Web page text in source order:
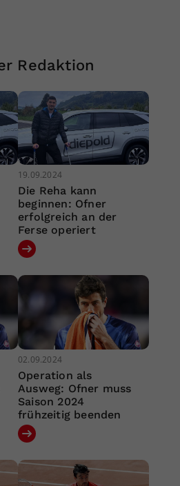
Redaktion
19.09.2024
Die Reha kann
beginnen: Ofner
erfolgreich an der
Ferse operiert
02.09.2024
Operation als
Ausweg: Ofner muss
Saison 2024
frühzeitig beenden